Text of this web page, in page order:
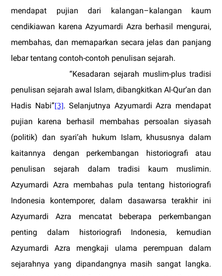
mendapat pujian dari kalangan–kalangan kaum
cendikiawan karena Azyumardi Azra berhasil mengurai,
membahas, dan memaparkan secara jelas dan panjang
lebar tentang contoh-contoh penulisan sejarah.
“Kesadaran sejarah muslim-plus tradisi
penulisan sejarah awal Islam, dibangkitkan Al-Qur’an dan
Hadis Nabi”[3]. Selanjutnya Azyumardi Azra mendapat
pujian karena berhasil membahas persoalan siyasah
(politik) dan syari’ah hukum Islam, khususnya dalam
kaitannya dengan perkembangan historiografi atau
penulisan sejarah dalam tradisi kaum muslimin.
Azyumardi Azra membahas pula tentang historiografi
Indonesia kontemporer, dalam dasawarsa terakhir ini
Azyumardi Azra mencatat beberapa perkembangan
penting dalam historiografi Indonesia, kemudian
Azyumardi Azra mengkaji ulama perempuan dalam
sejarahnya yang dipandangnya masih sangat langka.